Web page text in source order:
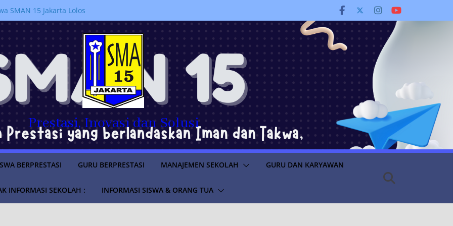
SMAN 15 Jakarta Lolos
Tinggi Negeri Tahun
MURID
2026/2027
TAHUN AJARAN
kegiatan
Sejarah Pemerintahan di
“Istana untuk Anak Sekolah”
Prestasi, Inovasi dan Solusi
BERPRESTASI GURU BERPRESTASI MANAJEMEN SEKOLAH GURU DAN KARYAWAN
INFORMASI SEKOLAH : INFORMASI SISWA & ORANG TUA